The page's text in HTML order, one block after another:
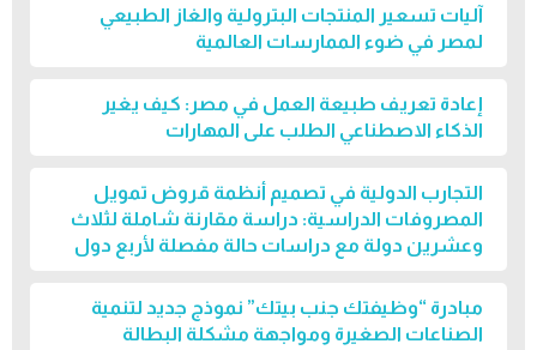
آليات تسعير المنتجات البترولية والغاز الطبيعي
لمصر في ضوء الممارسات العالمية
إعادة تعريف طبيعة العمل في مصر: كيف يغير
الذكاء الاصطناعي الطلب على المهارات
التجارب الدولية في تصميم أنظمة قروض تمويل
المصروفات الدراسية: دراسة مقارنة شاملة لثلاث
وعشرين دولة مع دراسات حالة مفصلة لأربع دول
مبادرة “وظيفتك جنب بيتك” نموذج جديد لتنمية
الصناعات الصغيرة ومواجهة مشكلة البطالة